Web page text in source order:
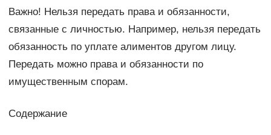
Важно! Нельзя передать права и обязанности,
связанные с личностью. Например, нельзя передать
обязанность по уплате алиментов другом лицу.
Передать можно права и обязанности по
имущественным спорам.
Содержание